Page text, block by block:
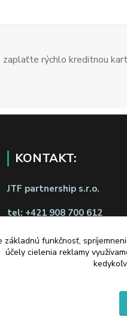
rýchlo kreditnou
KONTAKT:
JTF partnership s.r.o.
tel: +421 908 700 612
napíšte nám
Odstúpiť od zmluvy tu
základnú funkčnosť,
účely cielenia reklamy